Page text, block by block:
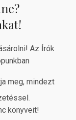
Az Írók
meg, mindezt
könyveit!